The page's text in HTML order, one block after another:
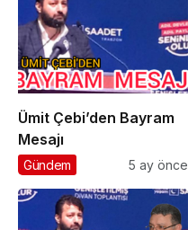
Ümit Çebi’den Bayram
Mesajı
Gündem 5 ay önce